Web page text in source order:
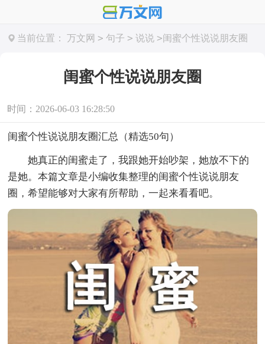
当前位置： 万文网 > 句子 > 说说 >闺蜜个性说说朋友圈
闺蜜个性说说朋友圈
时间：2026-06-03 16:28:50
闺蜜个性说说朋友圈汇总（精选50句）
她真正的闺蜜走了，我跟她开始吵架，她放不下的
是她。本篇文章是小编收集整理的闺蜜个性说说朋友
圈，希望能够对大家有所帮助，一起来看看吧。